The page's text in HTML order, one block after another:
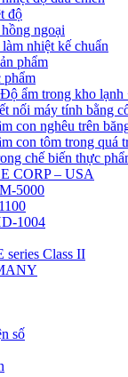
độ
ngoại
nhiệt kế chuẩn
phẩm
ẩm trong kho lạnh
nối máy tính bằng
con nghêu trên
con tôm trong quá
chế biến thực
CORP – USA
5000
1004
series Class II
số